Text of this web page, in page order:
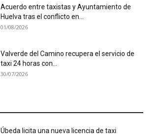
Acuerdo entre taxistas y Ayuntamiento de
Huelva tras el conflicto en...
01/08/2026
Valverde del Camino recupera el servicio de
taxi 24 horas con...
30/07/2026
Úbeda licita una nueva licencia de taxi